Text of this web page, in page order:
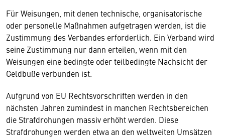
Für Weisungen, mit denen technische, organisatorische
oder personelle Maßnahmen aufgetragen werden, ist die
Zustimmung des Verbandes erforderlich. Ein Verband wird
seine Zustimmung nur dann erteilen, wenn mit den
Weisungen eine bedingte oder teilbedingte Nachsicht der
Geldbuße verbunden ist.
Aufgrund von EU Rechtsvorschriften werden in den
nächsten Jahren zumindest in manchen Rechtsbereichen
die Strafdrohungen massiv erhöht werden. Diese
Strafdrohungen werden etwa an den weltweiten Umsätzen